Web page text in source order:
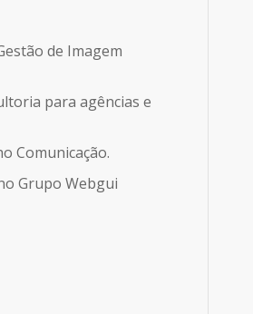
de Imagem
para agências e
Comunicação.
Grupo Webgui